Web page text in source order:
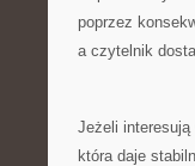
poprzez
a czytelnik
Jeżeli interesują
która daje